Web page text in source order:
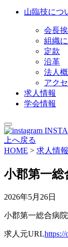
山臨技につ
会長
組織
定款
沿革
法人
アク
求人情報
学会情報
上へ戻る
HOME > 求人情報
小郡第一
2026年5月26日
小郡第一総合病
求人元URL